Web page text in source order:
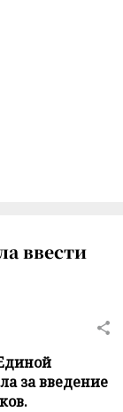
ввести
за введение